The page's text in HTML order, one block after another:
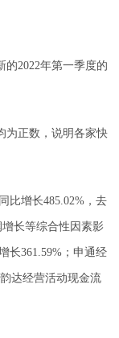
的2022年第一季度的
为正数，说明各家快
比增长485.02%，去
长等综合性因素影
长361.59%；申通经
达经营活动现金流